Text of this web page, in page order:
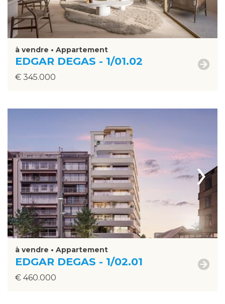
à vendre • Appartement
EDGAR DEGAS - 1/01.02
€ 345.000
›
à vendre • Appartement
EDGAR DEGAS - 1/02.01
€ 460.000